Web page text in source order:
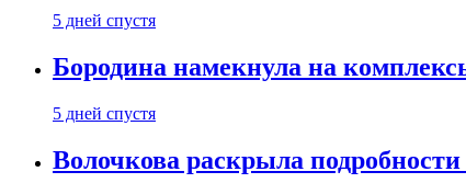
5 дней спустя
Бородина намекнула на
5 дней спустя
Волочкова раскрыла